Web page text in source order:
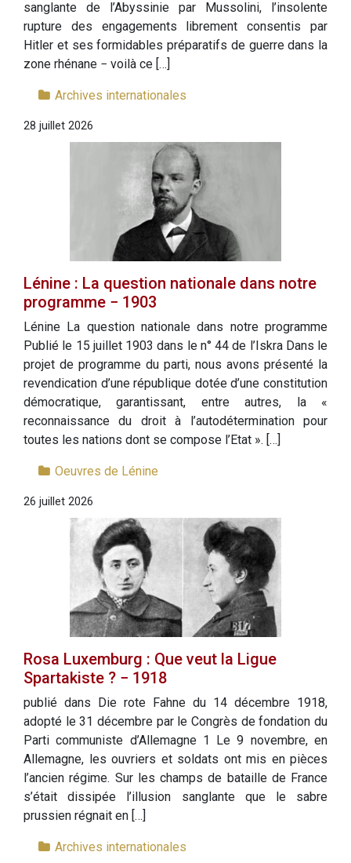
sanglante de l’Abyssinie par Mussolini, l’insolente
rupture des engagements librement consentis par
Hitler et ses formidables préparatifs de guerre dans la
zone rhénane − voilà ce […]
Archives internationales
28 juillet 2026
Lénine : La question nationale dans notre
programme − 1903
Lénine La question nationale dans notre programme
Publié le 15 juillet 1903 dans le n° 44 de l’Iskra Dans le
projet de programme du parti, nous avons présenté la
revendication d’une république dotée d’une constitution
démocratique, garantissant, entre autres, la «
reconnaissance du droit à l’autodétermination pour
toutes les nations dont se compose l’Etat ». […]
Oeuvres de Lénine
26 juillet 2026
Rosa Luxemburg : Que veut la Ligue
Spartakiste ? − 1918
publié dans Die rote Fahne du 14 décembre 1918,
adopté le 31 décembre par le Congrès de fondation du
Parti communiste d’Allemagne 1 Le 9 novembre, en
Allemagne, les ouvriers et soldats ont mis en pièces
l’ancien régime. Sur les champs de bataille de France
s’était dissipée l’illusion sanglante que le sabre
prussien régnait en […]
Archives internationales